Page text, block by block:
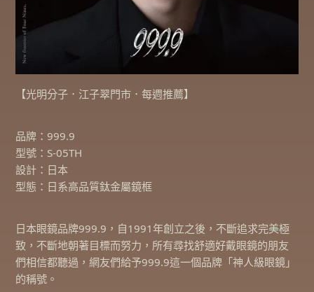
【光明分子．江子翠門市．每週推薦】
品牌：999.9
型號：S-05TH
設計：日本
型態：日系高品質鈦金屬鏡框
日本眼鏡品牌999.9，自1991年創立之後，不斷追求完美極
致，不斷地朝著目標而努力，所有尋找舒適好戴眼鏡的朋友
們相信都聽過，網友們給予999.9這一個品牌「神人級眼鏡」
的稱號。